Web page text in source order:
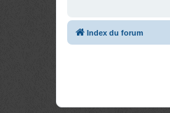
Index du forum